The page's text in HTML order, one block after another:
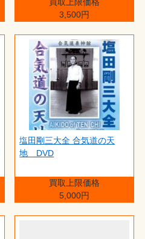
3,500円
塩田剛三大全 合気道の天
地 DVD
買取上限価格
5,000円